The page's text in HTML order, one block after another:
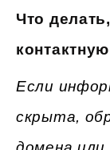
Что
Если
скрыта,